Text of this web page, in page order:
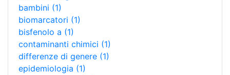
bambini (1)
biomarcatori (1)
bisfenolo a (1)
contaminanti chimici (1)
differenze di genere (1)
epidemiologia (1)